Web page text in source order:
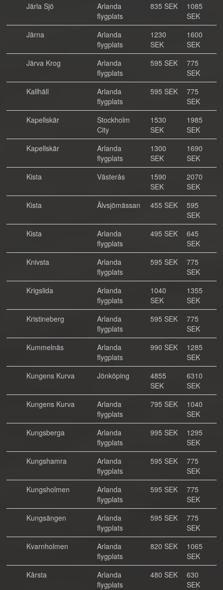
Järla Sjö
Arlanda
flygplats
835 SEK
1085
SEK
Järna
Arlanda
flygplats
1230
SEK
1600
SEK
Järva Krog
Arlanda
flygplats
595 SEK
775
SEK
Kallhäll
Arlanda
flygplats
595 SEK
775
SEK
Kapellskär
Stockholm
City
1530
SEK
1985
SEK
Kapellskär
Arlanda
flygplats
1300
SEK
1690
SEK
Kista
Västerås
1590
SEK
2070
SEK
Kista
Älvsjömässan 455 SEK
595
SEK
Kista
Arlanda
flygplats
495 SEK
645
SEK
Knivsta
Arlanda
flygplats
595 SEK
775
SEK
Krigslida
Arlanda
flygplats
1040
SEK
1355
SEK
Kristineberg
Arlanda
flygplats
595 SEK
775
SEK
Kummelnäs
Arlanda
flygplats
990 SEK
1285
SEK
Kungens Kurva
Jönköping
4855
SEK
6310
SEK
Kungens Kurva
Arlanda
flygplats
795 SEK
1040
SEK
Kungsberga
Arlanda
flygplats
995 SEK
1295
SEK
Kungshamra
Arlanda
flygplats
595 SEK
775
SEK
Kungsholmen
Arlanda
flygplats
595 SEK
775
SEK
Kungsängen
Arlanda
flygplats
595 SEK
775
SEK
Kvarnholmen
Arlanda
flygplats
820 SEK
1065
SEK
Kårsta
Arlanda
flygplats
480 SEK
630
SEK